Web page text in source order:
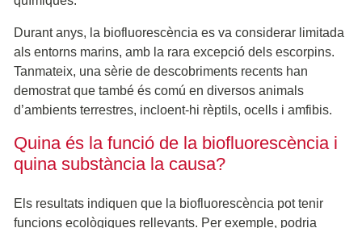
Durant anys, la biofluorescència es va considerar limitada
als entorns marins, amb la rara excepció dels escorpins.
Tanmateix, una sèrie de descobriments recents han
demostrat que també és comú en diversos animals
d’ambients terrestres, incloent-hi rèptils, ocells i amfibis.
Quina és la funció de la biofluorescència i
quina substància la causa?
Els resultats indiquen que la biofluorescència pot tenir
funcions ecològiques rellevants. Per exemple, podria